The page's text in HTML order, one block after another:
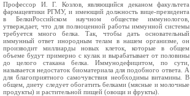
Профессор И. Г. Козлов, являющийся деканом факультета
фармацевтики РГМУ, и имеющий должность вице-президента
в БелкиРоссийском научном обществе иммунологов,
утверждает, что для полноценной работы иммунной системы
требуется много белка. Так, чтобы дать основательный
иммунный ответ инородным телам в нашем организме, он
производит миллиарды новых клеток, которые в общем
объеме будут примерно с кулак и вырабатывает от половины
до целого стакана белка. Иммунодефицитом, по сути,
называется недостаток биоматериала для подобного ответа. А
для благоприятного самочувствия необходимы витамины. В
общем, диету следует обогатить белками (мясные и молочные
продукты) и растительной пищей (овощи и фрукты).